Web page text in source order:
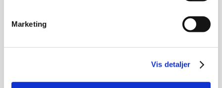
Marketing
Vis detaljer
opsparing til begravelse, kontakt